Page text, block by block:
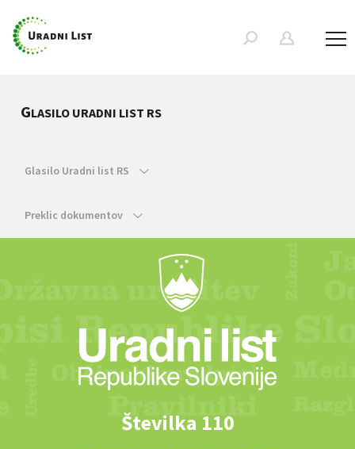
GLASILO URADNI LIST RS
Glasilo Uradni list RS
Preklic dokumentov
Številka 110